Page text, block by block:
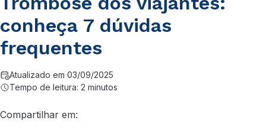
conheça 7 dúvidas
frequentes
Atualizado em 03/09/2025
Tempo de leitura: 2 minutos
Compartilhar em: